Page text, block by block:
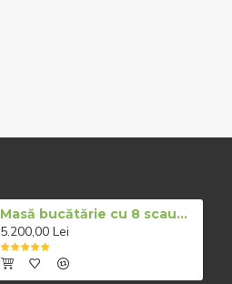
Masă bucătărie cu 8 scaune catifea gri
5.200,00 Lei